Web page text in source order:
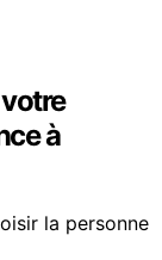
à
la personne